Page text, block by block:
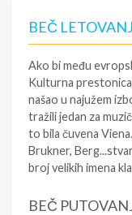
BEČ
Ako bi među
Kulturna
našao u najužem
tražili jedan za
to bila čuvena
Brukner,
broj velikih imena
BEČ